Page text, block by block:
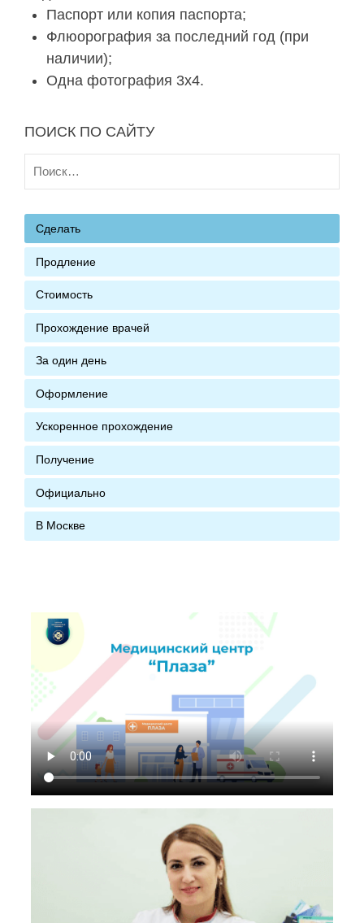
Паспорт или копия паспорта;
Флюорография за последний год (при
наличии);
Одна фотография 3х4.
ПОИСК ПО САЙТУ
Сделать
Продление
Стоимость
Прохождение врачей
За один день
Оформление
Ускоренное прохождение
Получение
Официально
В Москве